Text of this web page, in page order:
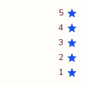
5
4
3
2
1